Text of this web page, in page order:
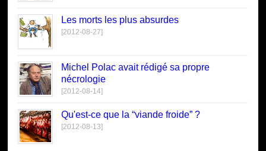
Les morts les plus absurdes
[2012-08-27]
Michel Polac avait rédigé sa propre
nécrologie
[2012-08-14]
Qu'est-ce que la “viande froide” ?
[2012-08-13]